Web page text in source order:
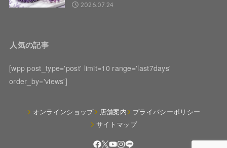
2026.07.24
人気の記事
[wpp post_type='post' limit=10 range='last7days'
order_by='views']
オンラインショップ 店舗案内
プライバシーポリシー
サイトマップ